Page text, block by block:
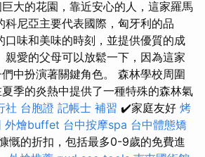
大的花園，靠近安心的人，這家羅馬
科尼亞主要代表國際，匈牙利的品
口味和美味的時刻，並提供優質的成
親愛的父母可以放鬆一下，因為這家
中扮演著關鍵角色。 森林學校周圍
季的炎熱中提供了一種特殊的森林氣
社 台胞證 記帳士 補習 ✔️家庭友好 烤
外燴buffet 台中按摩spa 台中體態矯
慨的折扣，包括最多0-9歲的免費進